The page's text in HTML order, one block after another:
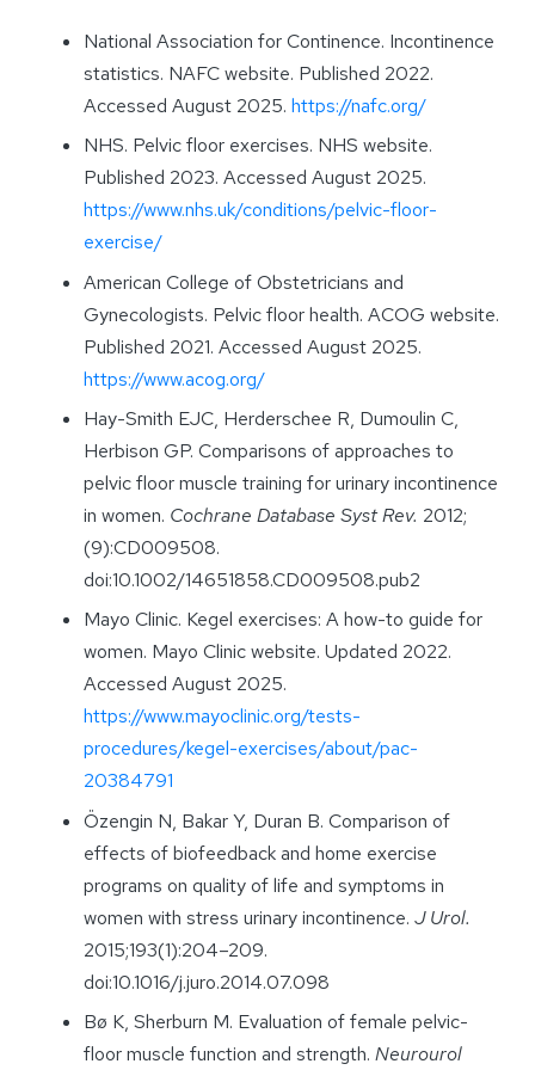
National Association for Continence. Incontinence
statistics. NAFC website. Published 2022.
Accessed August 2025. https://nafc.org/
NHS. Pelvic floor exercises. NHS website.
Published 2023. Accessed August 2025.
https://www.nhs.uk/conditions/pelvic-floor-
exercise/
American College of Obstetricians and
Gynecologists. Pelvic floor health. ACOG website.
Published 2021. Accessed August 2025.
https://www.acog.org/
Hay-Smith EJC, Herderschee R, Dumoulin C,
Herbison GP. Comparisons of approaches to
pelvic floor muscle training for urinary incontinence
in women. Cochrane Database Syst Rev. 2012;
(9):CD009508.
doi:10.1002/14651858.CD009508.pub2
Mayo Clinic. Kegel exercises: A how-to guide for
women. Mayo Clinic website. Updated 2022.
Accessed August 2025.
https://www.mayoclinic.org/tests-
procedures/kegel-exercises/about/pac-
20384791
Özengin N, Bakar Y, Duran B. Comparison of
effects of biofeedback and home exercise
programs on quality of life and symptoms in
women with stress urinary incontinence. J Urol.
2015;193(1):204–209.
doi:10.1016/j.juro.2014.07.098
Bø K, Sherburn M. Evaluation of female pelvic-
floor muscle function and strength. Neurourol